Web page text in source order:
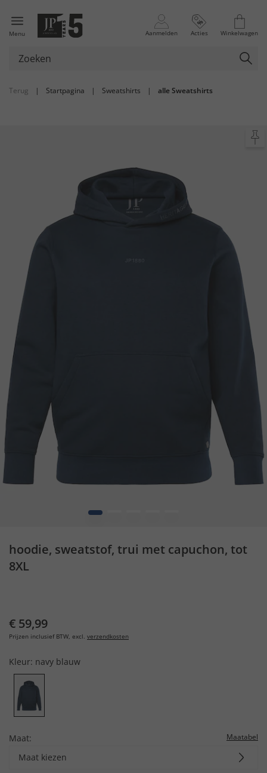
Menu Aanmelden Acties Winkelwagen
Terug | Startpagina | Sweatshirts | alle Sweatshirts
1
hoodie, sweatstof, trui met capuchon, tot
8XL
€ 59,99
Prijzen inclusief BTW, excl. verzendkosten
Kleur: navy blauw
Maat: Maatabel
Maat kiezen